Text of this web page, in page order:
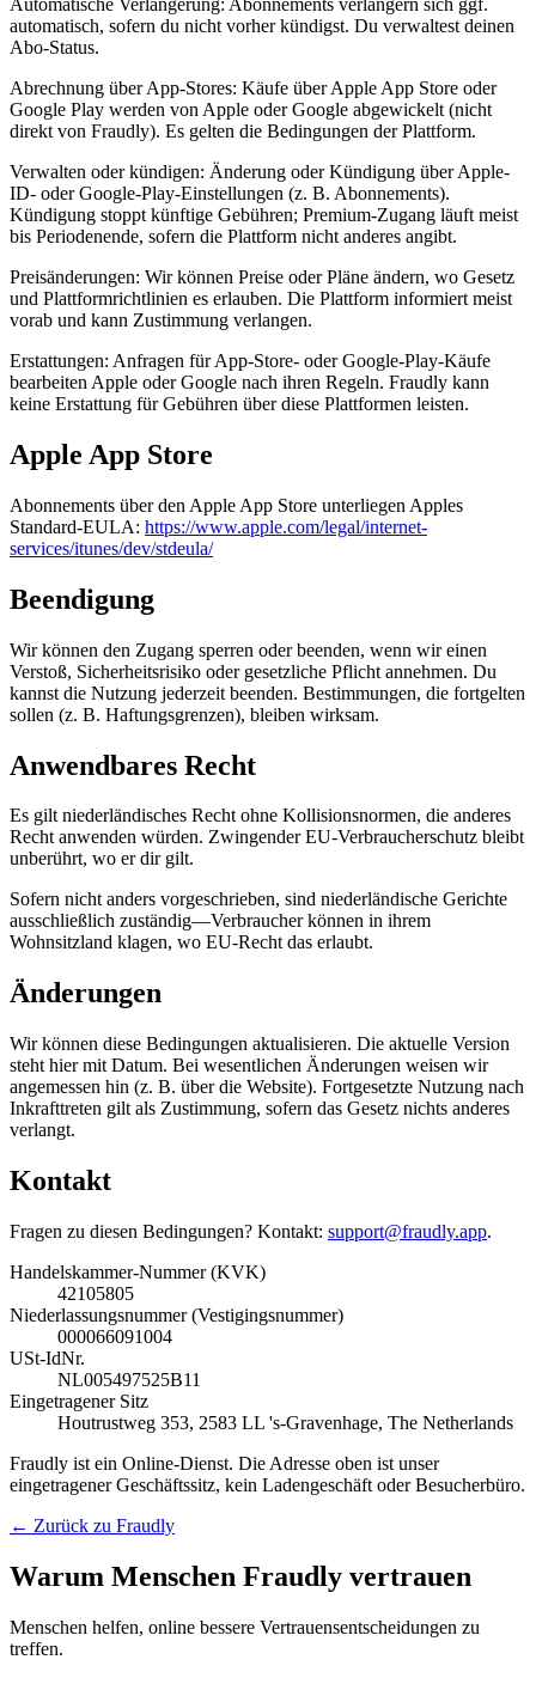
Automatische Verlängerung: Abonnements verlängern sich ggf.
automatisch, sofern du nicht vorher kündigst. Du verwaltest deinen
Abo-Status.
Abrechnung über App-Stores: Käufe über Apple App Store oder
Google Play werden von Apple oder Google abgewickelt (nicht
direkt von Fraudly). Es gelten die Bedingungen der Plattform.
Verwalten oder kündigen: Änderung oder Kündigung über Apple-
ID- oder Google-Play-Einstellungen (z. B. Abonnements).
Kündigung stoppt künftige Gebühren; Premium-Zugang läuft meist
bis Periodenende, sofern die Plattform nicht anderes angibt.
Preisänderungen: Wir können Preise oder Pläne ändern, wo Gesetz
und Plattformrichtlinien es erlauben. Die Plattform informiert meist
vorab und kann Zustimmung verlangen.
Erstattungen: Anfragen für App-Store- oder Google-Play-Käufe
bearbeiten Apple oder Google nach ihren Regeln. Fraudly kann
keine Erstattung für Gebühren über diese Plattformen leisten.
Apple App Store
Abonnements über den Apple App Store unterliegen Apples
Standard-EULA: https://www.apple.com/legal/internet-
services/itunes/dev/stdeula/
Beendigung
Wir können den Zugang sperren oder beenden, wenn wir einen
Verstoß, Sicherheitsrisiko oder gesetzliche Pflicht annehmen. Du
kannst die Nutzung jederzeit beenden. Bestimmungen, die fortgelten
sollen (z. B. Haftungsgrenzen), bleiben wirksam.
Anwendbares Recht
Es gilt niederländisches Recht ohne Kollisionsnormen, die anderes
Recht anwenden würden. Zwingender EU-Verbraucherschutz bleibt
unberührt, wo er dir gilt.
Sofern nicht anders vorgeschrieben, sind niederländische Gerichte
ausschließlich zuständig—Verbraucher können in ihrem
Wohnsitzland klagen, wo EU-Recht das erlaubt.
Änderungen
Wir können diese Bedingungen aktualisieren. Die aktuelle Version
steht hier mit Datum. Bei wesentlichen Änderungen weisen wir
angemessen hin (z. B. über die Website). Fortgesetzte Nutzung nach
Inkrafttreten gilt als Zustimmung, sofern das Gesetz nichts anderes
verlangt.
Kontakt
Fragen zu diesen Bedingungen? Kontakt: support@fraudly.app.
Handelskammer-Nummer (KVK)
42105805
Niederlassungsnummer (Vestigingsnummer)
000066091004
USt-IdNr.
NL005497525B11
Eingetragener Sitz
Houtrustweg 353, 2583 LL 's-Gravenhage, The Netherlands
Fraudly ist ein Online-Dienst. Die Adresse oben ist unser
eingetragener Geschäftssitz, kein Ladengeschäft oder Besucherbüro.
← Zurück zu Fraudly
Warum Menschen Fraudly vertrauen
Menschen helfen, online bessere Vertrauensentscheidungen zu
treffen.